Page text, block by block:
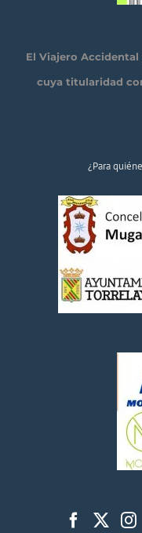
El Viajero
cuya titularidad
¿Para